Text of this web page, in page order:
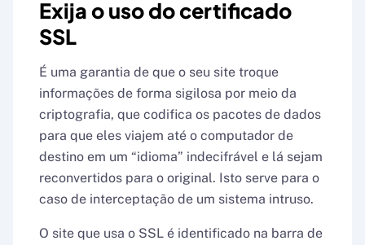
Exija o uso do certificado
SSL
É uma garantia de que o seu site troque
informações de forma sigilosa por meio da
criptografia, que codifica os pacotes de dados
para que eles viajem até o computador de
destino em um “idioma” indecifrável e lá sejam
reconvertidos para o original. Isto serve para o
caso de interceptação de um sistema intruso.
O site que usa o SSL é identificado na barra de